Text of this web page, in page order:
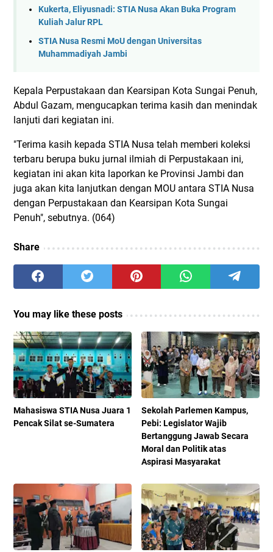
Kukerta, Eliyusnadi: STIA Nusa Akan Buka Program
Kuliah Jalur RPL
STIA Nusa Resmi MoU dengan Universitas
Muhammadiyah Jambi
Kepala Perpustakaan dan Kearsipan Kota Sungai Penuh,
Abdul Gazam, mengucapkan terima kasih dan menindak
lanjuti dari kegiatan ini.
"Terima kasih kepada STIA Nusa telah memberi koleksi
terbaru berupa buku jurnal ilmiah di Perpustakaan ini,
kegiatan ini akan kita laporkan ke Provinsi Jambi dan
juga akan kita lanjutkan dengan MOU antara STIA Nusa
dengan Perpustakaan dan Kearsipan Kota Sungai
Penuh", sebutnya. (064)
Share
You may like these posts
Mahasiswa STIA Nusa Juara 1
Pencak Silat se-Sumatera
Sekolah Parlemen Kampus,
Pebi: Legislator Wajib
Bertanggung Jawab Secara
Moral dan Politik atas
Aspirasi Masyarakat